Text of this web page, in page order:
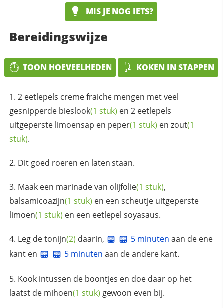
MIS JE NOG IETS?
Bereidingswijze
TOON HOEVEELHEDEN KOKEN IN STAPPEN
2 eetlepels creme fraiche mengen met veel
gesnipperde bieslook(1 stuk) en 2 eetlepels
uitgeperste limoensap en peper(1 stuk) en zout(1
stuk).
Dit goed roeren en laten staan.
Maak een marinade van olijfolie(1 stuk),
balsamicoazijn(1 stuk) en een scheutje uitgeperste
limoen(1 stuk) en een eetlepel soyasaus.
Leg detonijn(2) daarin, 5 minuten aan de ene
kant en
5 minuten aan de andere kant.
Kook intussen de boontjes en doe daar op het
laatst de mihoen(1 stuk) gewoon even bij.